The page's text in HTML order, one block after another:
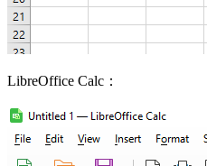
LibreOffice Calc：